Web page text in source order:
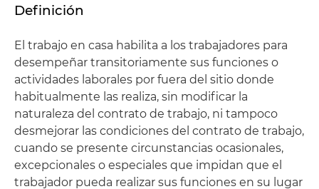
Definición
El trabajo en casa habilita a los trabajadores para
desempeñar transitoriamente sus funciones o
actividades laborales por fuera del sitio donde
habitualmente las realiza, sin modificar la
naturaleza del contrato de trabajo, ni tampoco
desmejorar las condiciones del contrato de trabajo,
cuando se presente circunstancias ocasionales,
excepcionales o especiales que impidan que el
trabajador pueda realizar sus funciones en su lugar